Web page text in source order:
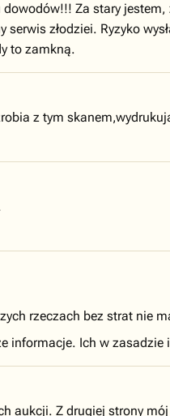
Za stary
złodziei. Ryzyko
to zamkną.
z tym
rzeczach bez strat nie
informacje. Ich w
aukcji. Z drugiej strony